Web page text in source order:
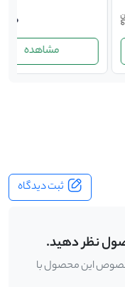
مشاهده
ثبت دیدگاه
نظر دهید.
خصوص این محصول با